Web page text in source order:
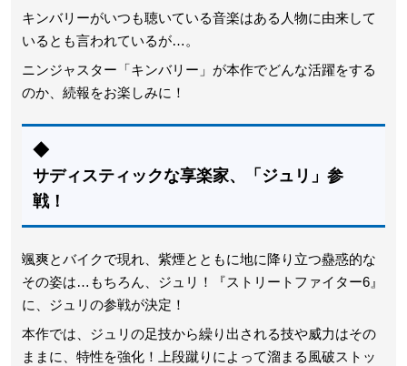
キンバリーがいつも聴いている音楽はある人物に由来して
いるとも言われているが…。
ニンジャスター「キンバリー」が本作でどんな活躍をする
のか、続報をお楽しみに！
◆
サディスティックな享楽家、「ジュリ」参
戦！
颯爽とバイクで現れ、紫煙とともに地に降り立つ蠱惑的な
その姿は…もちろん、ジュリ！『ストリートファイター6』
に、ジュリの参戦が決定！
本作では、ジュリの足技から繰り出される技や威力はその
ままに、特性を強化！上段蹴りによって溜まる風破ストッ